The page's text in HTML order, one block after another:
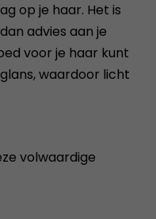
op je haar. Het is
advies aan je
voor je haar kunt
waardoor licht
volwaardige